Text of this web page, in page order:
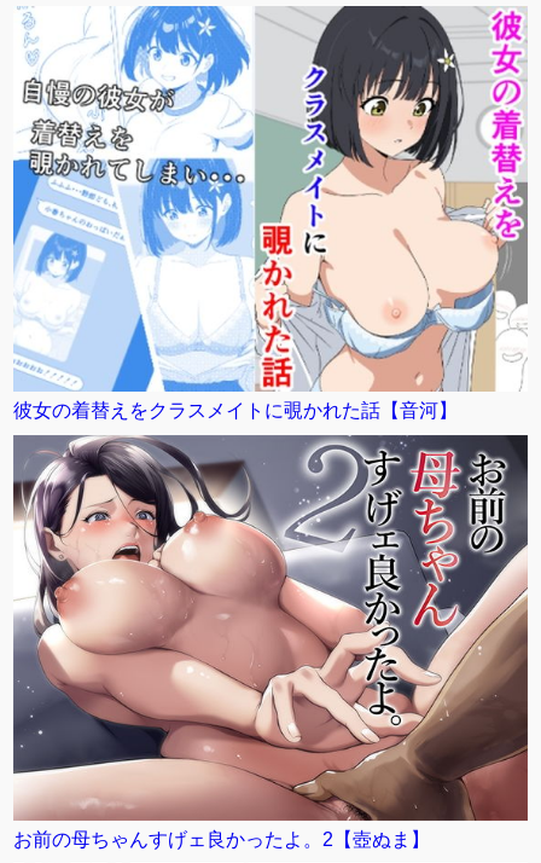
彼女の着替えをクラスメイトに覗かれた話【音河】
お前の母ちゃんすげェ良かったよ。2【壺ぬま】